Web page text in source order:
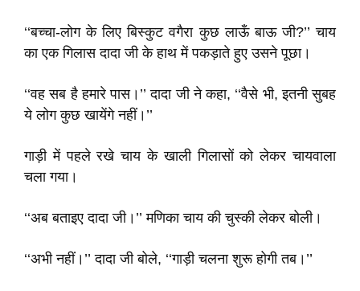
‘‘बच्चा-लोग के लिए बिस्कुट वगैरा कुछ लाऊँ बाऊ जी?’’ चाय
का एक गिलास दादा जी के हाथ में पकड़ाते हुए उसने पूछा।
‘‘वह सब है हमारे पास।’’ दादा जी ने कहा, ‘‘वैसे भी, इतनी सुबह
ये लोग कुछ खायेंगे नहीं।’’
गाड़ी में पहले रखे चाय के खाली गिलासों को लेकर चायवाला
चला गया।
‘‘अब बताइए दादा जी।’’ मणिका चाय की चुस्की लेकर बोली।
‘‘अभी नहीं।’’ दादा जी बोले, ‘‘गाड़ी चलना शुरू होगी तब।’’